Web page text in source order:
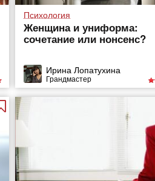
Психология
Женщина и униформа:
сочетание или нонсенс?
Ирина Лопатухина
Грандмастер